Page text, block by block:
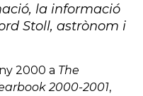
la informació
Stoll, astrònom i
2000 a The
2000-2001,